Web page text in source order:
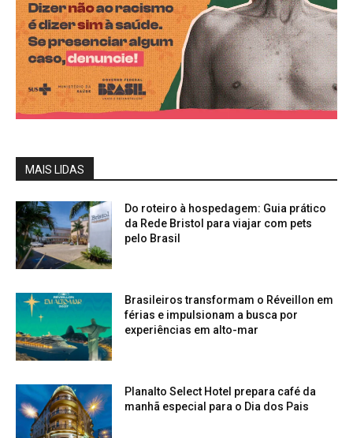
MAIS LIDAS
Do roteiro à hospedagem: Guia prático
da Rede Bristol para viajar com pets
pelo Brasil
Brasileiros transformam o Réveillon em
férias e impulsionam a busca por
experiências em alto-mar
Planalto Select Hotel prepara café da
manhã especial para o Dia dos Pais